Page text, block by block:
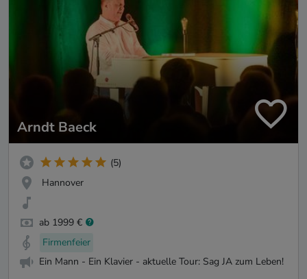
Arndt Baeck
(5)
Hannover
ab 1999 €
Firmenfeier
Ein Mann - Ein Klavier - aktuelle Tour: Sag JA zum Leben!